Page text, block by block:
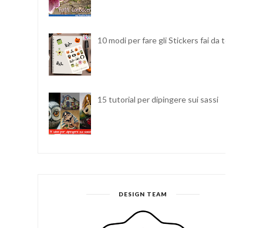
10 modi per fare gli Stickers fai da te
15 tutorial per dipingere sui sassi
DESIGN TEAM